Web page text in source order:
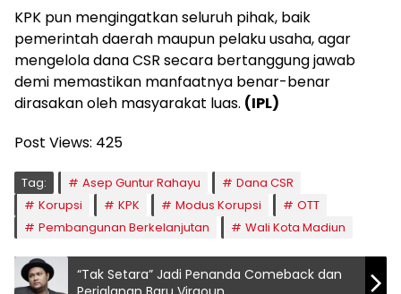
KPK pun mengingatkan seluruh pihak, baik
pemerintah daerah maupun pelaku usaha, agar
mengelola dana CSR secara bertanggung jawab
demi memastikan manfaatnya benar-benar
dirasakan oleh masyarakat luas. (IPL)
Post Views: 425
Tag: Asep Guntur Rahayu
Dana CSR
Korupsi
KPK Modus Korupsi
OTT
Pembangunan Berkelanjutan
Wali Kota Madiun
“Tak Setara” Jadi Penanda Comeback dan